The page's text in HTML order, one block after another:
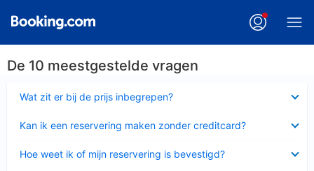
De 10 meestgestelde vragen
Wat zit er bij de prijs inbegrepen?
Kan ik een reservering maken zonder creditcard?
Hoe weet ik of mijn reservering is bevestigd?